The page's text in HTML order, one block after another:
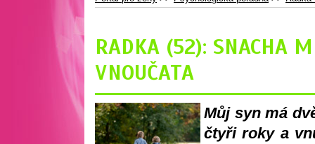
RADKA (52): SNACHA
VNOUČATA
Můj syn má
čtyři roky a